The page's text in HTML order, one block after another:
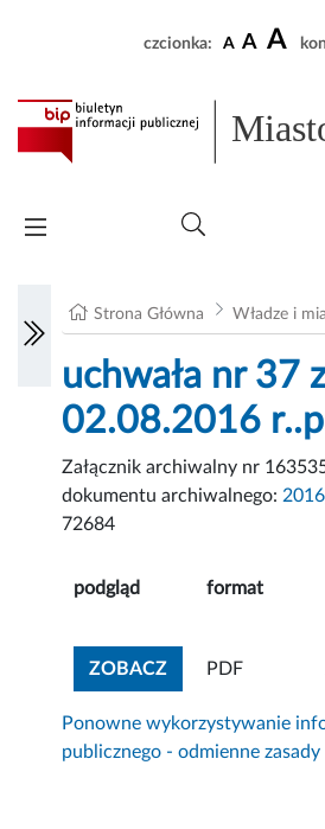
czcionka: A A A
Strona Główna Władze i
uchwała nr 37
02.08.2016
Załącznik archiwalny nr
dokumentu archiwalnego:
72684
podgląd format
ZOBACZZOBACZ
PDF
Ponowne wykorzystywanie
publicznego - odmienne zasady